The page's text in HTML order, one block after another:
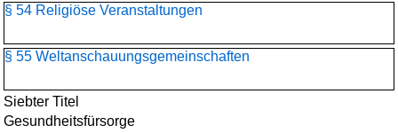
§ 54 Religiöse Veranstaltungen
§ 55 Weltanschauungs­gemeinschaften
Siebter Titel
Gesundheitsfürsorge